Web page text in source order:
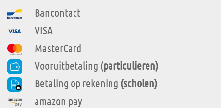
Bancontact
VISA
MasterCard
Vooruitbetaling (particulieren)
Betaling op rekening (scholen)
amazon pay